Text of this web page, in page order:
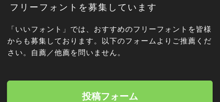
フリーフォントを募集しています
「いいフォント」では、おすすめのフリーフォントを皆様
からも募集しております。以下のフォームよりご推薦くだ
さい。自薦／他薦を問いません。
投稿フォーム